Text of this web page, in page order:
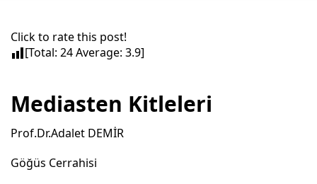
Click to rate this post!
[Total: 24Average: 3.9]
Mediasten Kitleleri
Prof.Dr.Adalet DEMİR
Göğüs Cerrahisi